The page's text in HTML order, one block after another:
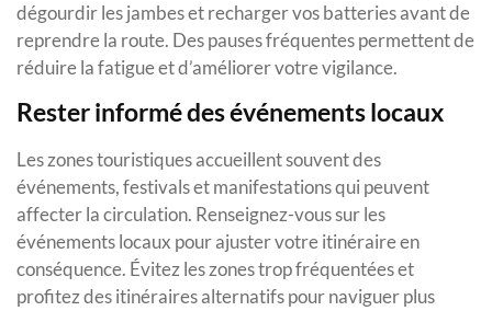
dégourdir les jambes et recharger vos batteries avant de
reprendre la route. Des pauses fréquentes permettent de
réduire la fatigue et d’améliorer votre vigilance.
Rester informé des événements locaux
Les zones touristiques accueillent souvent des
événements, festivals et manifestations qui peuvent
affecter la circulation. Renseignez-vous sur les
événements locaux pour ajuster votre itinéraire en
conséquence. Évitez les zones trop fréquentées et
profitez des itinéraires alternatifs pour naviguer plus